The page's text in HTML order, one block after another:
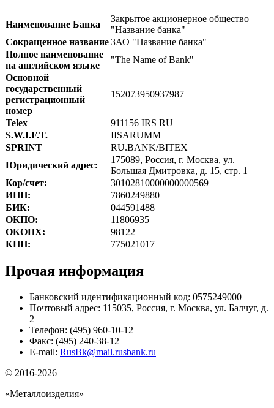
Наименование Банка
Закрытое акционерное общество
"Название банка"
Сокращенное названиеЗАО "Название банка"
Полное наименование
на английском языке
"The Name of Bank"
Основной
государственный
регистрационный
номер
152073950937987
Telex
911156 IRS RU
S.W.I.F.T.
IISARUMM
SPRINT
RU.BANK/BITEX
Юридический адрес:
175089, Россия, г. Москва, ул.
Большая Дмитровка, д. 15, стр. 1
Кор/счет:
30102810000000000569
ИНН:
7860249880
БИК:
044591488
ОКПО:
11806935
ОКОНХ:
98122
КПП:
775021017
Прочая информация
Банковский идентификационный код: 0575249000
Почтовый адрес: 115035, Россия, г. Москва, ул. Балчуг, д.
2
Телефон: (495) 960-10-12
Факс: (495) 240-38-12
E-mail: RusBk@mail.rusbank.ru
© 2016-2026
«Металлоизделия»